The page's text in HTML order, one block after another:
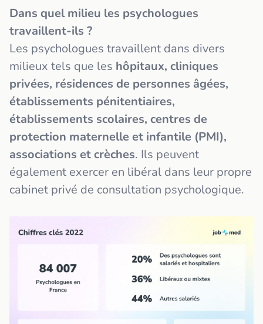
Dans quel milieu les psychologues
travaillent-ils ?
Les psychologues travaillent dans divers
milieux tels que les hôpitaux, cliniques
privées, résidences de personnes âgées,
établissements pénitentiaires,
établissements scolaires, centres de
protection maternelle et infantile (PMI),
associations et crèches. Ils peuvent
également exercer en libéral dans leur propre
cabinet privé de consultation psychologique.